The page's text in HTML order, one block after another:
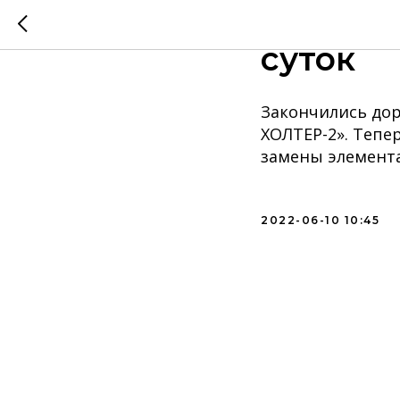
суток
Закончились
ХОЛТЕР-2».
замены
2022-06-10 10:45